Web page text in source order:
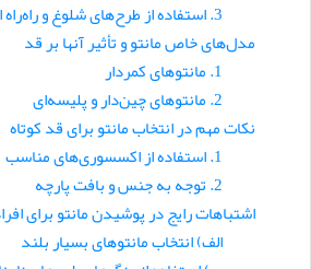
3. استفاده از طرح‌های شلوغ و راه‌راه افقی
مدل‌های خاص مانتو و تأثیر آنها بر قد
1. مانتوهای کمردار
2. مانتوهای چین‌دار و پلیسه‌ای
نکات مهم در انتخاب مانتو برای قد کوتاه
1. استفاده از اکسسوری‌های مناسب
2. توجه به جنس و بافت پارچه
اشتباهات رایج در پوشیدن مانتو برای
الف) انتخاب مانتوهای بسیار بلند